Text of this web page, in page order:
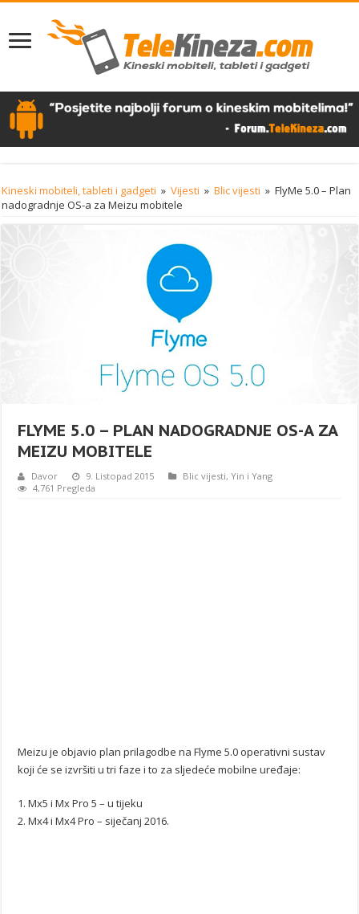
Kineski mobiteli, tableti i gadgeti » Vijesti » Blic vijesti » FlyMe 5.0 – Plan
nadogradnje OS-a za Meizu mobitele
FLYME 5.0 – PLAN NADOGRADNJE OS-A ZA
MEIZU MOBITELE
Davor 9. Listopad 2015 Blic vijesti,Yin i Yang
4,761 Pregleda
Meizu je objavio plan prilagodbe na Flyme 5.0 operativni sustav
koji će se izvršiti u tri faze i to za sljedeće mobilne uređaje:
1. Mx5 i Mx Pro 5 – u tijeku
2. Mx4 i Mx4 Pro – siječanj 2016.